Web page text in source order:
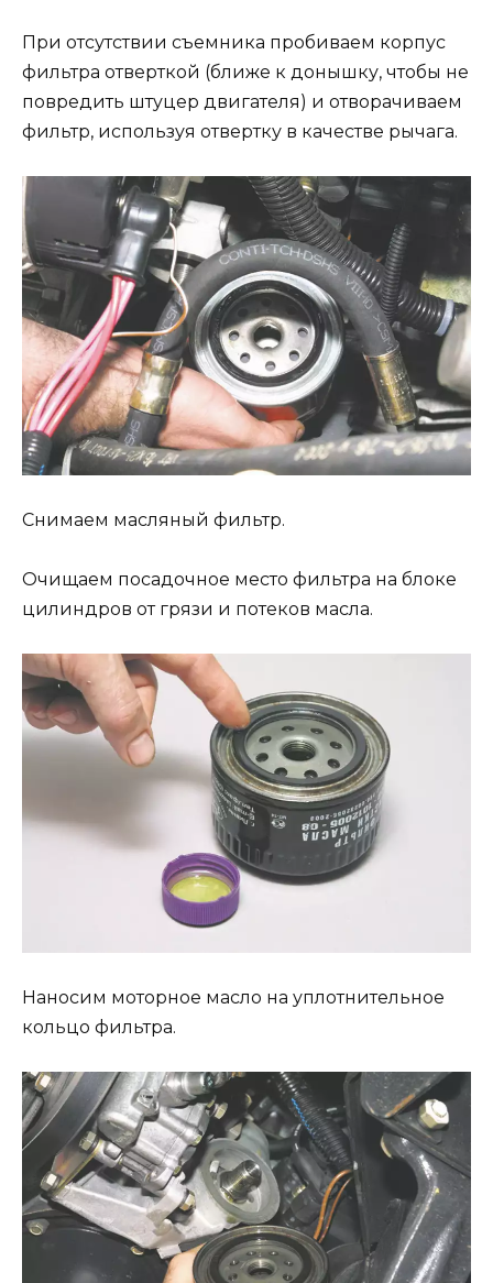
При отсутствии съемника пробиваем корпус
фильтра отверткой (ближе к донышку, чтобы не
повредить штуцер двигателя) и отворачиваем
фильтр, используя отвертку в качестве рычага.
Снимаем масляный фильтр.
Очищаем посадочное место фильтра на блоке
цилиндров от грязи и потеков масла.
Наносим моторное масло на уплотнительное
кольцо фильтра.